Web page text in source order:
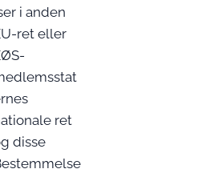
i anden
ret eller
ret
disse